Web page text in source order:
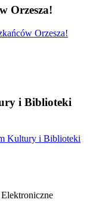
Orzesza!
Orzesza!
i Biblioteki
Kultury i Biblioteki